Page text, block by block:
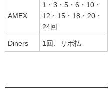
AMEX
1・3・5・6・10・
12・15・18・20・
24回
Diners 1回、リボ払